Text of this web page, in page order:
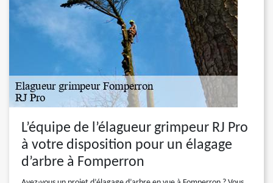
L’équipe de l’élagueur grimpeur RJ Pro
à votre disposition pour un élagage
d’arbre à Fomperron